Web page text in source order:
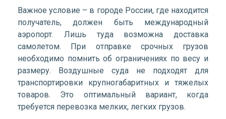
Важное условие – в городе России, где находится
получатель, должен быть международный
аэропорт. Лишь туда возможна доставка
самолетом. При отправке срочных грузов
необходимо помнить об ограничениях по весу и
размеру. Воздушные суда не подходят для
транспортировки крупногабаритных и тяжелых
товаров. Это оптимальный вариант, когда
требуется перевозка мелких, легких грузов.